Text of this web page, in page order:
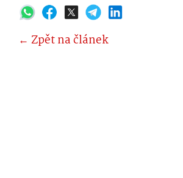
← Zpět na článek